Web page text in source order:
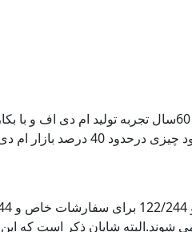
تولید کارخانه ام دی اف و نئوپان پویا با نام تجاری پالار می
خود داشته باشد.